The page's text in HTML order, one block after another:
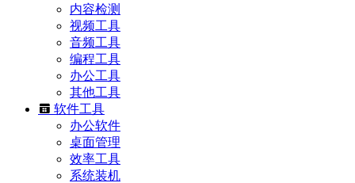
内容检测
视频工具
音频工具
编程工具
办公工具
其他工具
软件工具
办公软件
桌面管理
效率工具
系统装机